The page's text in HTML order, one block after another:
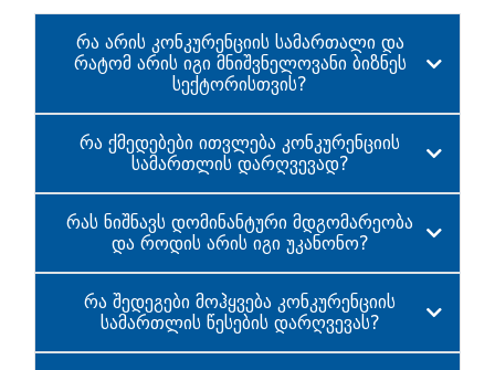
რა არის კონკურენციის სამართალი და
რატომ არის იგი მნიშვნელოვანი ბიზნეს
სექტორისთვის?
რა ქმედებები ითვლება კონკურენციის
სამართლის დარღვევად?
რას ნიშნავს დომინანტური მდგომარეობა
და როდის არის იგი უკანონო?
რა შედეგები მოჰყვება კონკურენციის
სამართლის წესების დარღვევას?